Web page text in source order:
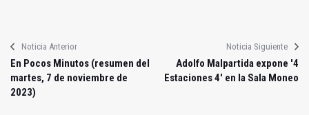
Noticia Anterior
En Pocos Minutos (resumen del
martes, 7 de noviembre de
2023)
Noticia Siguiente
Adolfo Malpartida expone '4
Estaciones 4' en la Sala Moneo